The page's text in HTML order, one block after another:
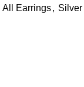
All Earrings,